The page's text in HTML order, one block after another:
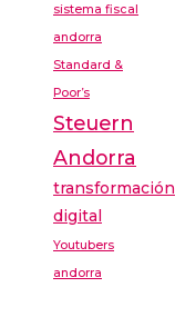
sistema fiscal
andorra
Standard &
Poor’s
Steuern
Andorra
transformación
digital
Youtubers
andorra